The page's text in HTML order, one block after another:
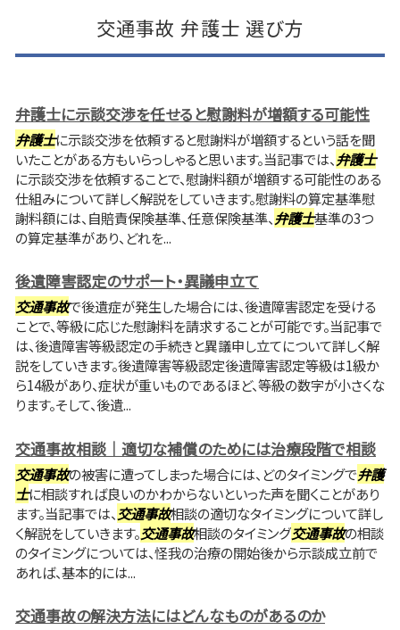
交通事故 弁護士 選び方
弁護士に示談交渉を任せると慰謝料が増額する可能性
弁護士に示談交渉を依頼すると慰謝料が増額するという話を聞
いたことがある方もいらっしゃると思います。当記事では、 弁護士
に示談交渉を依頼することで、慰謝料額が増額する可能性のある
仕組みについて詳しく解説をしていきます。慰謝料の算定基準慰
謝料額には、自賠責保険基準、任意保険基準、 弁護士基準の3つ
の算定基準があり、どれを...
後遺障害認定のサポート・異議申立て
交通事故で後遺症が発生した場合には、後遺障害認定を受ける
ことで、等級に応じた慰謝料を請求することが可能です。当記事で
は、後遺障害等級認定の手続きと異議申し立てについて詳しく解
説をしていきます。後遺障害等級認定後遺障害認定等級は1級か
ら14級があり、症状が重いものであるほど、等級の数字が小さくな
ります。そして、後遺...
交通事故相談｜適切な補償のためには治療段階で相談
交通事故の被害に遭ってしまった場合には、どのタイミングで弁護
士に相談すれば良いのかわからないといった声を聞くことがあり
ます。当記事では、 交通事故相談の適切なタイミングについて詳し
く解説をしていきます。交通事故相談のタイミング交通事故の相談
のタイミングについては、怪我の治療の開始後から示談成立前で
あれば、基本的には...
交通事故の解決方法にはどんなものがあるのか